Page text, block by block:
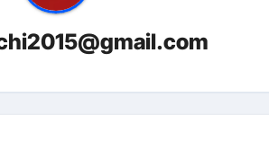
“着る布団”で肩・首・足元の冷えを根
攻略”｜シンサレート・羽毛・人工羽毛
春セール＆セット割完全攻略ガイド
しく知ることが、最大の感染対策にな